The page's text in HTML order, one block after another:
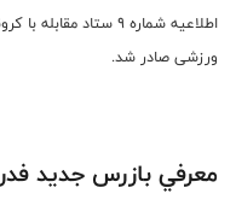
اطلاعیه شماره ۹ ستاد
ورزشی صادر شد.
معرفي بازرس جديد